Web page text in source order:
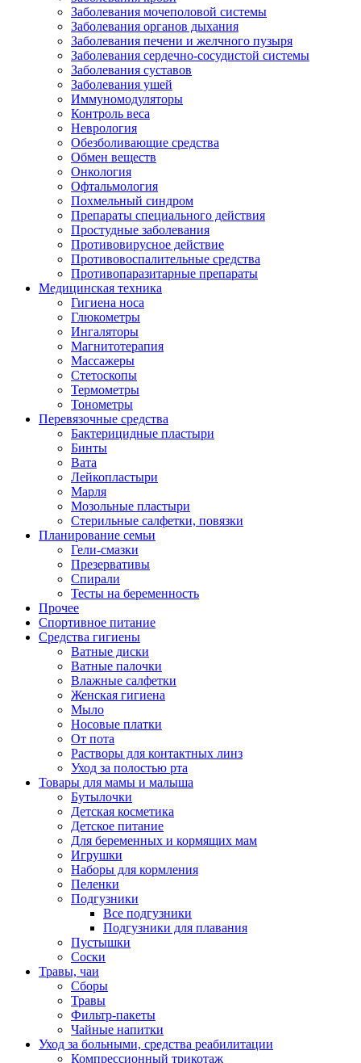
Заболевания мочеполовой системы
Заболевания органов дыхания
Заболевания печени и желчного пузыря
Заболевания сердечно-сосудистой системы
Заболевания суставов
Заболевания ушей
Иммуномодуляторы
Контроль веса
Неврология
Обезболивающие средства
Обмен веществ
Онкология
Офтальмология
Похмельный синдром
Препараты специального действия
Простудные заболевания
Противовирусное действие
Противовоспалительные средства
Противопаразитарные препараты
Медицинская техника
Гигиена носа
Глюкометры
Ингаляторы
Магнитотерапия
Массажеры
Стетоскопы
Термометры
Тонометры
Перевязочные средства
Бактерицидные пластыри
Бинты
Вата
Лейкопластыри
Марля
Мозольные пластыри
Стерильные салфетки, повязки
Планирование семьи
Гели-смазки
Презервативы
Спирали
Тесты на беременность
Прочее
Спортивное питание
Средства гигиены
Ватные диски
Ватные палочки
Влажные салфетки
Женская гигиена
Мыло
Носовые платки
От пота
Растворы для контактных линз
Уход за полостью рта
Товары для мамы и малыша
Бутылочки
Детская косметика
Детское питание
Для беременных и кормящих мам
Игрушки
Наборы для кормления
Пеленки
Подгузники
Все подгузники
Подгузники для плавания
Пустышки
Соски
Травы, чаи
Сборы
Травы
Фильтр-пакеты
Чайные напитки
Уход за больными, средства реабилитации
Компрессионный трикотаж